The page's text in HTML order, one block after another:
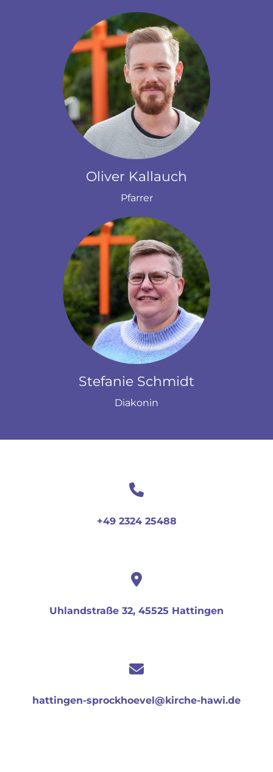
Oliver Kallauch
Pfarrer
Stefanie Schmidt
Diakonin
+49 2324 25488
Uhlandstraße 32, 45525 Hattingen
hattingen-sprockhoevel@kirche-hawi.de